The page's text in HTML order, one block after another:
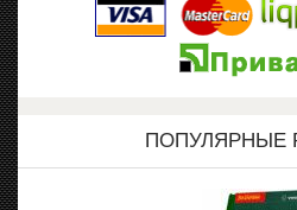
ПОПУЛЯРНЫЕ